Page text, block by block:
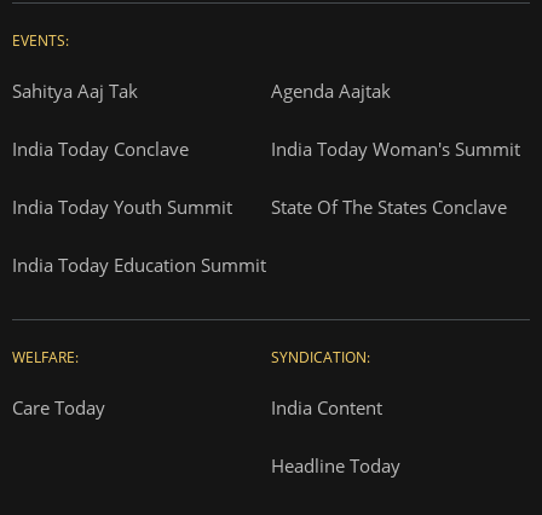
EVENTS:
Sahitya Aaj Tak Agenda Aajtak
India Today Conclave India Today Woman's Summit
India Today Youth Summit State Of The States Conclave
India Today Education Summit
WELFARE:
Care Today
SYNDICATION:
India Content
Headline Today